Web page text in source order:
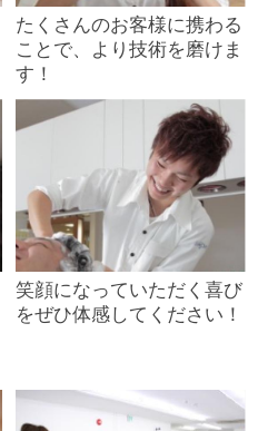
たくさんのお客様に携わる
ことで、より技術を磨けま
す！
笑顔になっていただく喜び
をぜひ体感してください！